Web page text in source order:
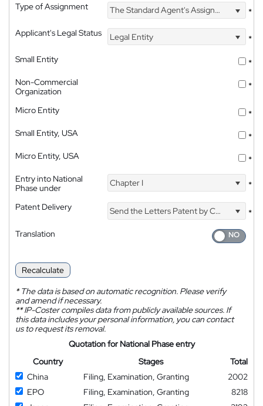
Type of Assignment The Standard Agent's Assignment
*
Applicant's Legal Status
Legal Entity
*
Small Entity
*
Non-Commercial
Organization
*
Micro Entity
*
Small Entity, USA
*
Micro Entity, USA
*
Entry into National
Phase under
Chapter I *
Patent Delivery Send the Letters Patent by Courier
*
Translation
Recalculate
*The data is based on automatic recognition. Please verify
and amend if necessary.
**IP-Coster compiles data from publicly available sources. If
this data includes your personal information, you can contact
us to request its removal.
Quotation for National Phase entry
Country
Stages
Total
China
Filing, Examination, Granting
2002
EPO
Filing, Examination, Granting
8218